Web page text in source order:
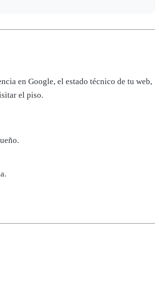
en Google, el estado técnico de tu web,
el piso.